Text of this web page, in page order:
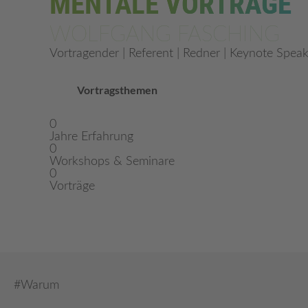
Vortragender | Referent | Redner | Keynote
Vortragsthemen
0
Jahre Erfahrung
0
Workshops & Seminare
0
Vorträge
#Warum